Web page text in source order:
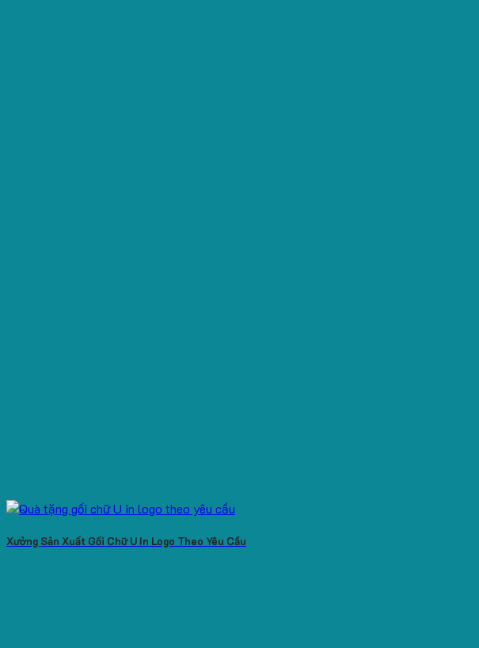
Xưởng Sản Xuất Gối Chữ U In Logo Theo Yêu Cầu